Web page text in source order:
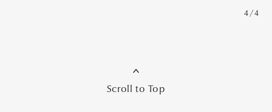
4/4
Scroll to Top